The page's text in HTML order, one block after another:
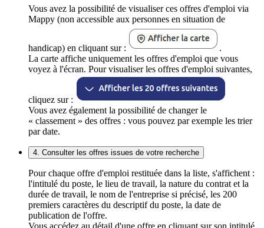
Vous avez la possibilité de visualiser ces offres d'emploi via
Mappy (non accessible aux personnes en situation de
handicap) en cliquant sur :
.
La carte affiche uniquement les offres d'emploi que vous
voyez à l'écran. Pour visualiser les offres d'emploi suivantes,
cliquez sur :
Vous avez également la possibilité de changer le
« classement » des offres : vous pouvez par exemple les trier
par date.
4. Consulter les offres issues de votre recherche
Pour chaque offre d'emploi restituée dans la liste, s'affichent :
l'intitulé du poste, le lieu de travail, la nature du contrat et la
durée de travail, le nom de l'entreprise si précisé, les 200
premiers caractères du descriptif du poste, la date de
publication de l'offre.
Vous accédez au détail d'une offre en cliquant sur son intitulé